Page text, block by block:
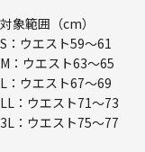
対象範囲（cm）
S：ウエスト59～61
M：ウエスト63～65
L：ウエスト67～69
LL：ウエスト71～73
3L：ウエスト75～77